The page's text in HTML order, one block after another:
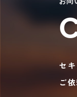
セ
ご